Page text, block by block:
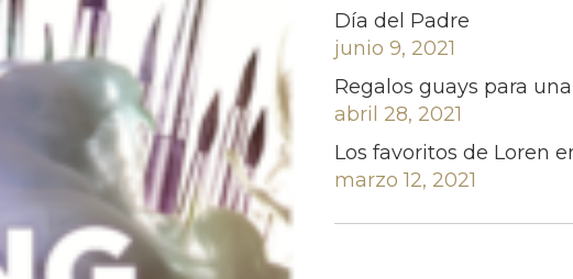
Día del Padre
junio 9, 2021
Regalos guays para
abril 28, 2021
Los favoritos de Loren
marzo 12, 2021